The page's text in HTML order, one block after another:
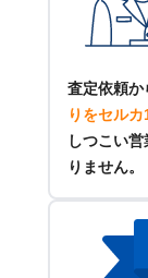
査定依頼か
りをセル
しつこい
りません。